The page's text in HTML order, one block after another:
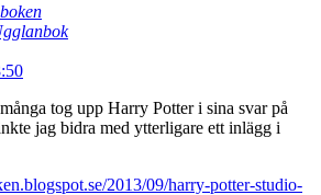
tog upp Harry Potter i sina svar på
jag bidra med ytterligare ett inlägg i
2013/09/harry-potter-studio-